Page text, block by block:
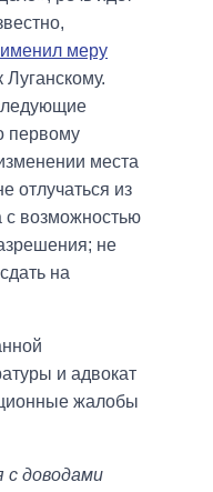
меру
Луганскому.
первому
места
отлучаться из
с возможностью
не
на
и адвокат
жалобы
с доводами